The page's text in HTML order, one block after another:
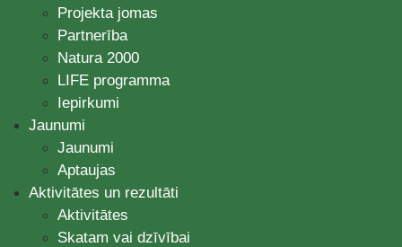
Projekta jomas
Partnerība
Natura 2000
LIFE programma
Iepirkumi
Jaunumi
Jaunumi
Aptaujas
Aktivitātes un rezultāti
Aktivitātes
Skatam vai dzīvībai